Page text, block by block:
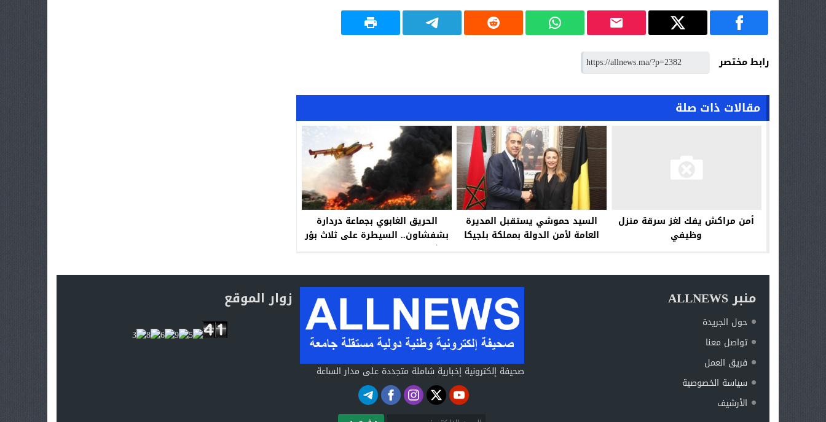
رابط مختصر
مقالات ذات صلة
أمن مراكش يفك لغز سرقة منزل
وظيفي
السيد حموشي يستقبل المديرة
العامة لأمن الدولة بمملكة بلجيكا
الحريق الغابوي بجماعة دردارة
بشفشاون.. السيطرة على ثلاث بؤر
كبرى واستمرار الجهود الجوية
منبر ALLNEWS
حول الجريدة
تواصل معنا
فريق العمل
سياسة الخصوصية
الأرشيف
صحيفة إلكترونية إخبارية شاملة متجددة على مدار الساعة
زوار الموقع